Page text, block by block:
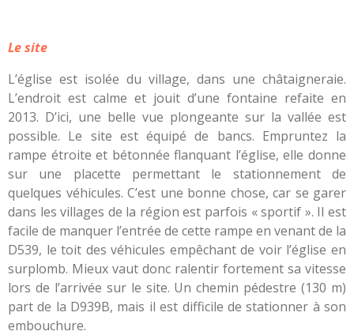
Le site
L’église est isolée du village, dans une châtaigneraie.
L’endroit est calme et jouit d’une fontaine refaite en
2013. D’ici, une belle vue plongeante sur la vallée est
possible. Le site est équipé de bancs. Empruntez la
rampe étroite et bétonnée flanquant l’église, elle donne
sur une placette permettant le stationnement de
quelques véhicules. C’est une bonne chose, car se garer
dans les villages de la région est parfois « sportif ». Il est
facile de manquer l’entrée de cette rampe en venant de la
D539, le toit des véhicules empêchant de voir l’église en
surplomb. Mieux vaut donc ralentir fortement sa vitesse
lors de l’arrivée sur le site. Un chemin pédestre (130 m)
part de la D939B, mais il est difficile de stationner à son
embouchure.